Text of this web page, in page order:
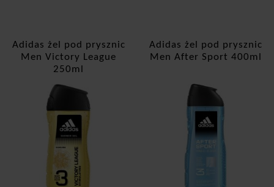
Adidas żel pod prysznic
Men Victory League
250ml
Adidas żel pod prysznic
Men After Sport 400ml